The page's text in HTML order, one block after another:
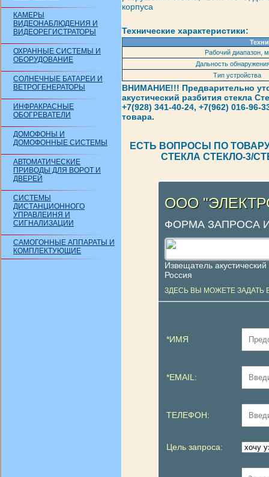
КАМЕРЫ
ВИДЕОНАБЛЮДЕНИЯ И
ВИДЕОРЕГИСТРАТОРЫ
ОХРАННЫЕ СИСТЕМЫ И
ОБОРУДОВАНИЕ
СОЛНЕЧНЫЕ БАТАРЕИ И
ВЕТРОГЕНЕРАТОРЫ
ИНФРАКРАСНЫЕ
ОБОГРЕВАТЕЛИ
ДОМОФОНЫ И
ДОМОФОННЫЕ СИСТЕМЫ
АВТОМАТИЧЕСКИЕ
ПРИВОДЫ ДЛЯ ВОРОТ И
ДВЕРЕЙ
СИСТЕМЫ
ДИСТАНЦИОННОГО
УПРАВЛЕИНЯ И
СИГНАЛИЗАЦИИ
САМОГОННЫЕ АППАРАТЫ И
КОМПЛЕКТУЮЩИЕ
корпуса
Технические характеристики:
Рабочий диапазон, м
Дальность
Тип устройства
ВНИМАНИЕ!!! Предварительно
акустический разбития стекла
+7(928) 341-40-24, +7(962) 016-
товара.
ЕСТЬ ВОПРОСЫ ПО
СТЕКЛА СТЕКЛО-3/
ООО
ФОРМА ЗАПРОСА
Извещатель
Россия
ЗДЕСЬ ВЫ МОЖЕТЕ ЗАДАТЬ
*ИМЯ
*EMAIL:
ТЕЛЕФОН:
Цель запроса: